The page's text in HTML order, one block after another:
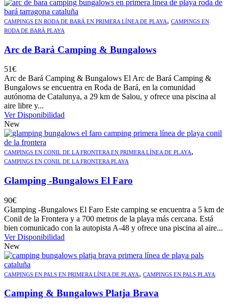
CAMPINGS EN RODA DE BARÁ EN PRIMERA LÍNEA DE PLAYA, CAMPINGS EN
RODA DE BARÁ PLAYA
Arc de Bará Camping & Bungalows
51€
Arc de Bará Camping & Bungalows El Arc de Bará Camping &
Bungalows se encuentra en Roda de Bará, en la comunidad
autónoma de Catalunya, a 29 km de Salou, y ofrece una piscina al
aire libre y...
Ver Disponibilidad
New
CAMPINGS EN CONIL DE LA FRONTERA EN PRIMERA LÍNEA DE PLAYA,
CAMPINGS EN CONIL DE LA FRONTERA PLAYA
Glamping -Bungalows El Faro
90€
Glamping -Bungalows El Faro Este camping se encuentra a 5 km de
Conil de la Frontera y a 700 metros de la playa más cercana. Está
bien comunicado con la autopista A-48 y ofrece una piscina al aire...
Ver Disponibilidad
New
CAMPINGS EN PALS EN PRIMERA LÍNEA DE PLAYA, CAMPINGS EN PALS PLAYA
Camping & Bungalows Platja Brava